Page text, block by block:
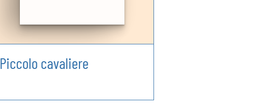
Piccolo cavaliere